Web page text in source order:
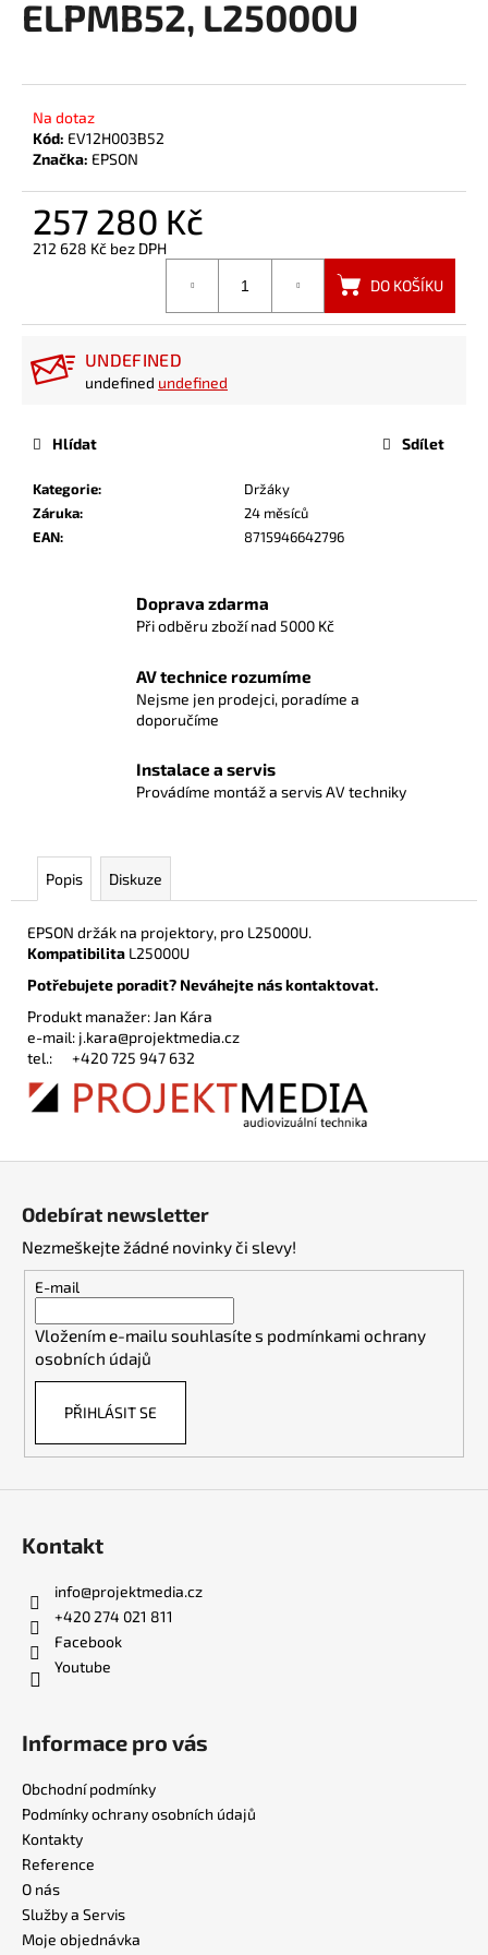
ELPMB52, L25000U
Na dotaz
Kód: EV12H003B52
Značka: EPSON
257 280 Kč
212 628 Kč bez DPH
DO KOŠÍKU
UNDEFINED
undefined undefined
Kategorie:
Držáky
Záruka:
24 měsíců
EAN: 8715946642796
Hlídat Sdílet
Doprava zdarma
Při odběru zboží nad 5000 Kč
AV technice rozumíme
Nejsme jen prodejci, poradíme a
doporučíme
Instalace a servis
Provádíme montáž a servis AV techniky
Popis Diskuze
EPSON držák na projektory, pro L25000U.
Kompatibilita L25000U
Potřebujete poradit? Neváhejte nás kontaktovat.
Produkt manažer: Jan Kára
e-mail: j.kara@projektmedia.cz
tel.: +420 725 947 632
a
í
?
HLEDAT
Odebírat newsletter
Nezmeškejte žádné novinky či slevy!
E-mail
Vložením e-mailu souhlasíte s podmínkami ochrany
osobních údajů
PŘIHLÁSIT SE
Kontakt
info@projektmedia.cz
+420 274 021 811
Facebook
Youtube
Informace pro vás
Obchodní podmínky
Podmínky ochrany osobních údajů
Kontakty
Reference
O nás
Služby a Servis
Moje objednávka